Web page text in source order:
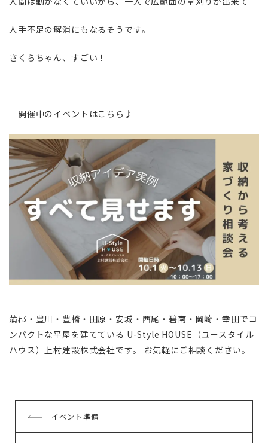
人手不足の解消にもなるそうです。
さくらちゃん、すごい！
開催中のイベントはこちら♪
蒲郡・豊川・豊橋・田原・安城・西尾・碧南・岡崎・幸田でコ
ンパクトな平屋を建てている U-Style HOUSE（ユースタイル
ハウス）上村建設株式会社です。 お気軽にご相談ください。
前
イベント準備